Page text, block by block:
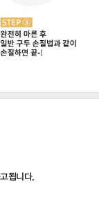
됩니다.